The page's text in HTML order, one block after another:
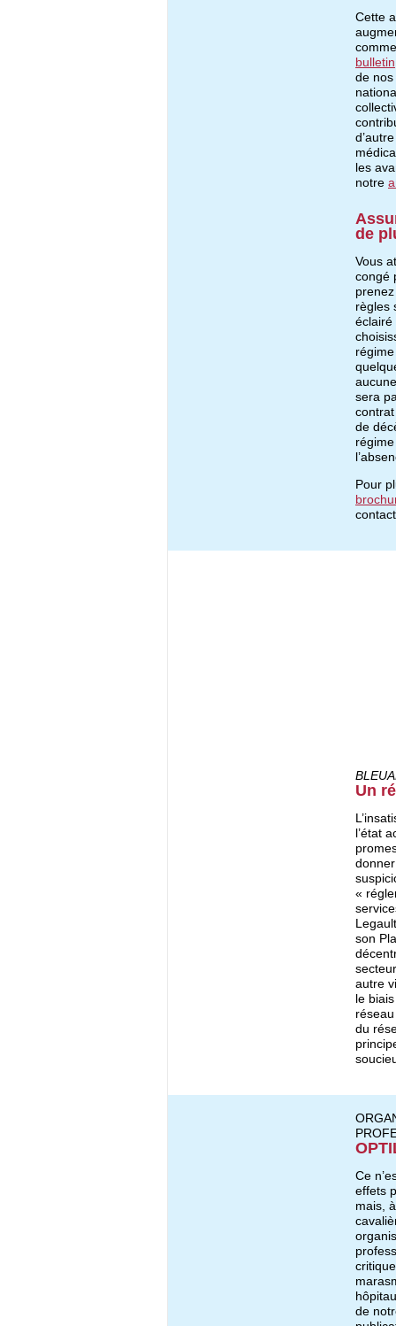
Cette
bulletin
de
les
notre
de
Vous
congé
règles
éclairé
sera
de
Pour
Un
l’état
«
son
autre
le
du
Ce
effets
mais,
de